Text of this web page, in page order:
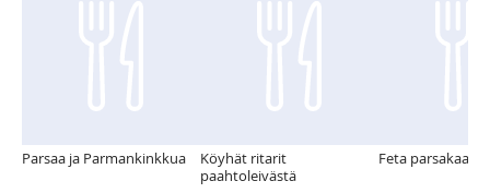
Parsaa ja Parmankinkkua
Köyhät ritarit
paahtoleivästä
Feta